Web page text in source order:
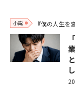
小説 『僕の人生を